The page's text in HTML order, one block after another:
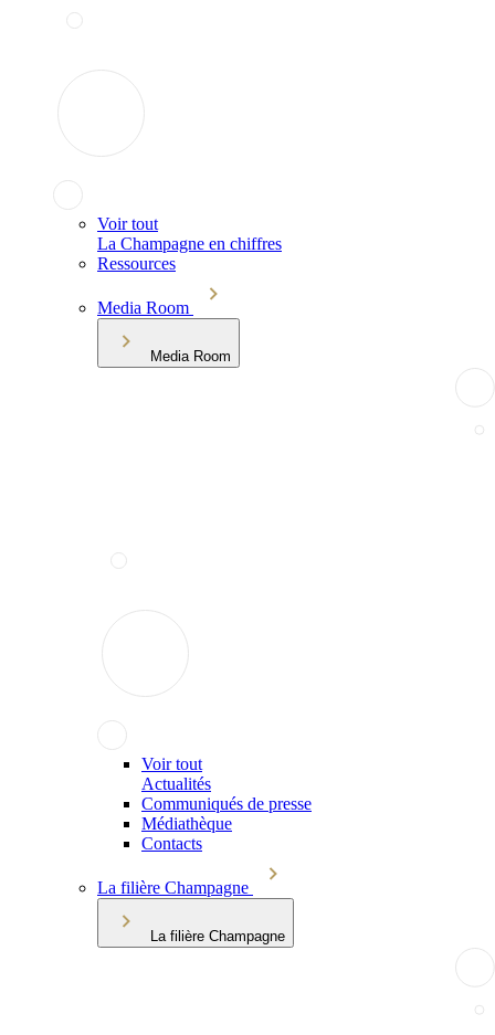
Voir tout
La Champagne en chiffres
Ressources
Media Room
Media Room
Voir tout
Actualités
Communiqués de presse
Médiathèque
Contacts
La filière Champagne
La filière Champagne